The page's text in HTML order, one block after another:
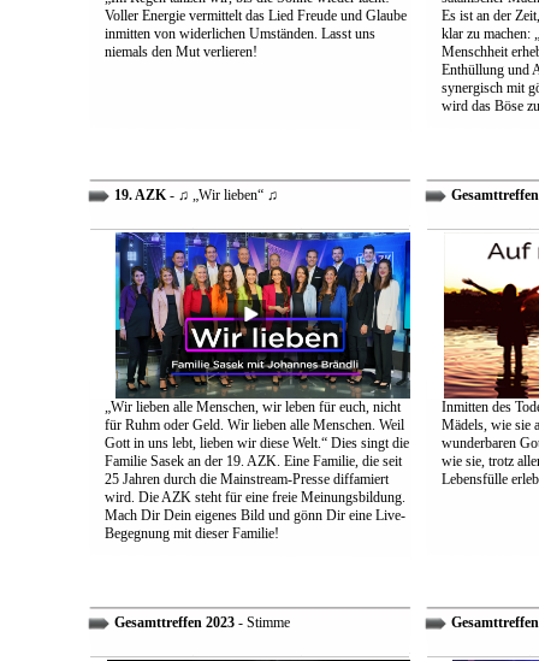
Voller Energie vermittelt das Lied Freude und Glaube
inmitten von widerlichen Umständen. Lasst uns
niemals den Mut verlieren!
Es ist an der
klar zu machen:
Menschheit
Enthüllung und
synergisch mit
wird das Böse
19. AZK- ♫ „Wir lieben“ ♫
„Wir lieben alle Menschen, wir leben für euch, nicht
für Ruhm oder Geld. Wir lieben alle Menschen. Weil
Gott in uns lebt, lieben wir diese Welt.“ Dies singt die
Familie Sasek an der 19. AZK. Eine Familie, die seit
25 Jahren durch die Mainstream-Presse diffamiert
wird. Die AZK steht für eine freie Meinungsbildung.
Mach Dir Dein eigenes Bild und gönn Dir eine Live-
Begegnung mit dieser Familie!
Inmitten des
Mädels, wie sie
wunderbaren
wie sie, trotz
Lebensfülle
Gesamttreffen 2023- Stimme